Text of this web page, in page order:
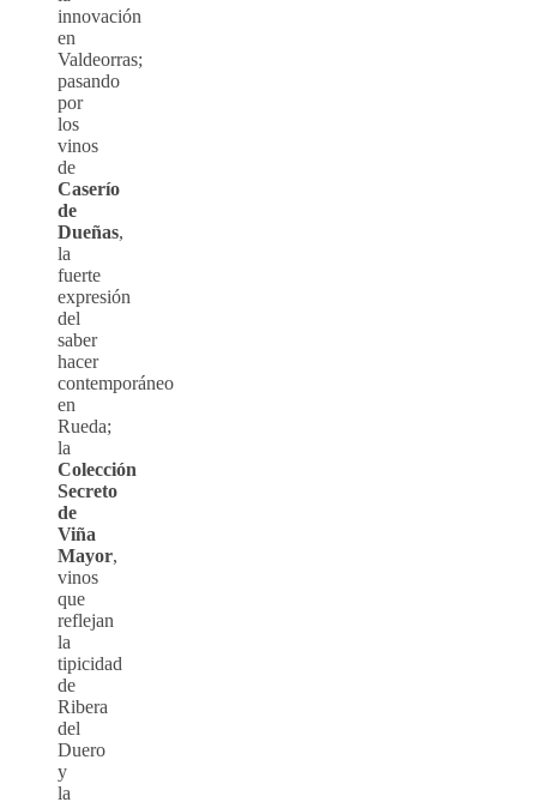
innovación
en
Valdeorras;
pasando
por
los
vinos
de
Caserío
de
Dueñas,
la
fuerte
expresión
del
saber
hacer
contemporáneo
en
Rueda;
la
Colección
Secreto
de
Viña
Mayor,
vinos
que
reflejan
la
tipicidad
de
Ribera
del
Duero
y
la